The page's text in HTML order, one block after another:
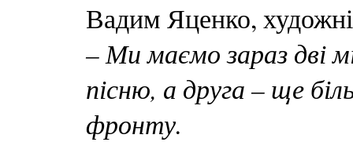
Вадим Яценко,
– Ми маємо зараз дві
пісню, а друга – ще
фронту.